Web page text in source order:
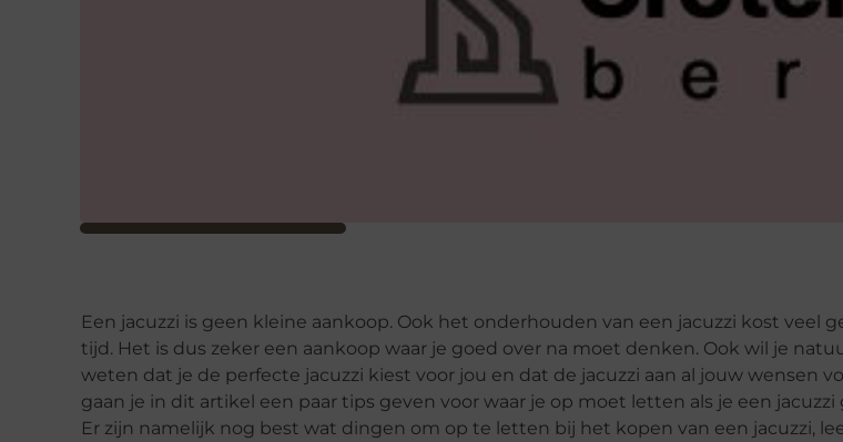
Een jacuzzi is geen kleine aankoop. Ook het onderhouden van een jacuzzi kost veel
tijd. Het is dus zeker een aankoop waar je goed over na moet denken. Ook wil je
weten dat je de perfecte jacuzzi kiest voor jou en dat de jacuzzi aan al jouw wensen
gaan je in dit artikel een paar tips geven voor waar je op moet letten als je een jacuzzi
Er zijn namelijk nog best wat dingen om op te letten bij het kopen van een jacuzzi,